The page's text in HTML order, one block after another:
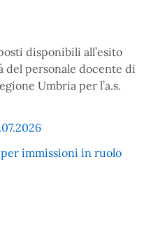
disponibili all’esito
personale docente di
Umbria per l’a.s.
immissioni in ruolo